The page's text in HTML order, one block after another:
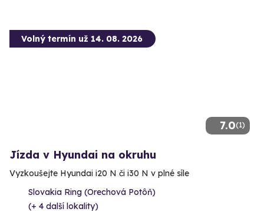
7.0(1)
Volný termín už 14. 08. 2026
Jízda v Hyundai na okruhu
Vyzkoušejte Hyundai i20 N či i30 N v plné síle
Slovakia Ring (Orechová Potôň)
(+ 4 další lokality)